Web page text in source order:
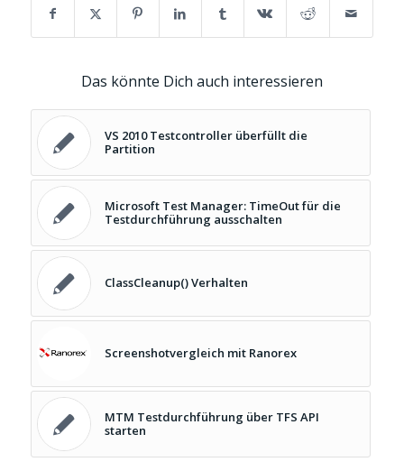
Das könnte Dich auch interessieren
VS 2010 Testcontroller überfüllt die
Partition
Microsoft Test Manager: TimeOut für die
Testdurchführung ausschalten
ClassCleanup() Verhalten
Screenshotvergleich mit Ranorex
MTM Testdurchführung über TFS API
starten